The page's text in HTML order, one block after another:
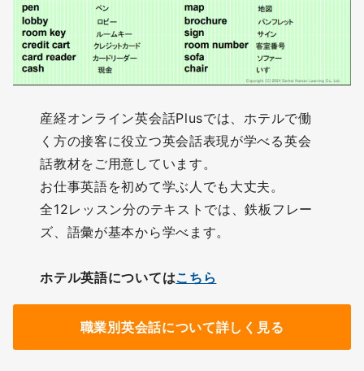
産経オンライン英会話Plusでは、ホテルで働
く方の接客に役立つ英会話表現が学べる英会
話教材をご用意しています。
お仕事英語を初めて学ぶ人でも大丈夫。
全12レッスン分のテキストでは、鉄板フレー
ズ、語彙が基本から学べます。
ホテル英語についてはこちら
職業別英会話について詳しく見る